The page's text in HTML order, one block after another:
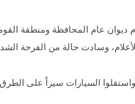
عام المحافظة ومنطقة
وسادت حالة من الفرحة
السيارات سيراً على الطرق